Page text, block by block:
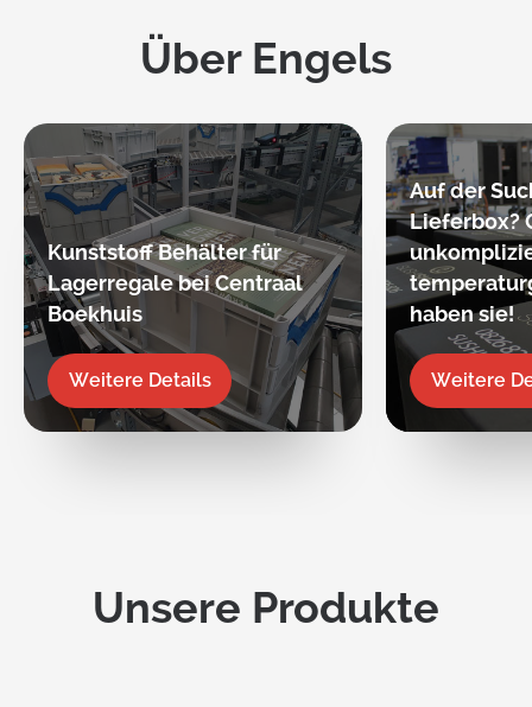
Über Engels
Kunststoff Behälter für
Lagerregale bei Centraal
Boekhuis
Weitere Details
Auf der
Lieferbox?
haben sie!
Weitere
Request
a QuoteUnsere Produkte